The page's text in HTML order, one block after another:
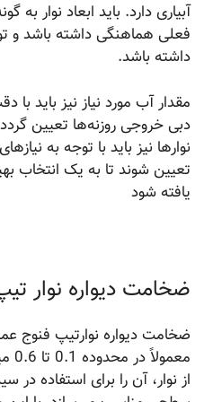
آبیاری دارد. باید ابعاد نوار به
فعلی هماهنگی داشته باشد و
داشته باشد.
مقدار آب مورد نیاز نیز باید با
دبی خروجی روزنه‌ها تعیین
نوارها نیز باید با توجه به نیازهای
تعیین شوند تا به یک انتخاب
یافته شود
ضخامت دیواره نوار تیپ
ضخامت دیواره نوارتیپ فنوج
معمولاً در
از نوار، آن را برای استفاده در